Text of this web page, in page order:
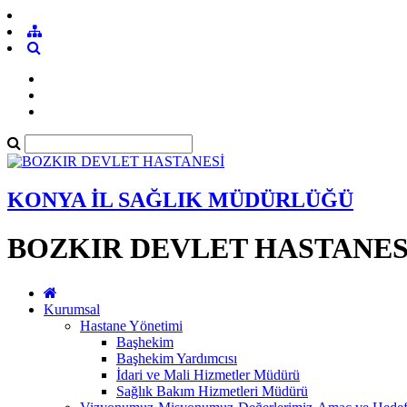
KONYA İL SAĞLIK MÜDÜRLÜĞÜ
BOZKIR DEVLET
Kurumsal
Hastane Yönetimi
Başhekim
Başhekim Yardımcısı
İdari ve Mali Hizmetler Müdürü
Sağlık Bakım Hizmetleri Müdürü